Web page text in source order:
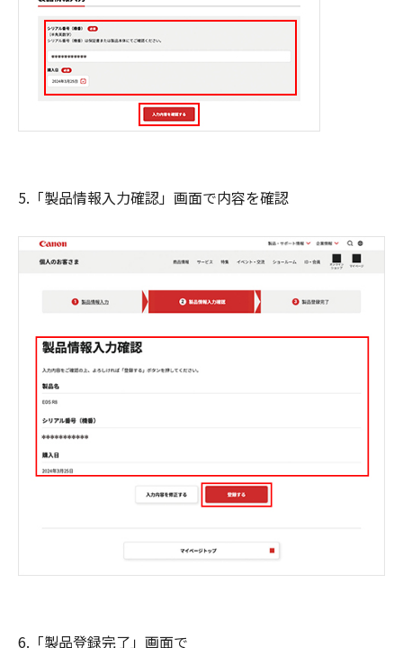
5.「製品情報入力確認」画面で内容を確認
6.「製品登録完了」画面で